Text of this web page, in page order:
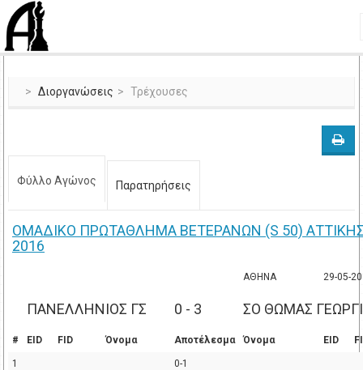
Διοργανώσεις Τρέχουσες
Φύλλο Αγώνος Παρατηρήσεις
ΟΜΑΔΙΚΟ ΠΡΩΤΑΘΛΗΜΑ ΒΕΤΕΡΑΝΩΝ (S 50)
2016
ΑΘΗΝΑ 29-05-
ΠΑΝΕΛΛΗΝΙΟΣ ΓΣ 0 - 3 ΣΟ ΘΩΜΑΣ
# EID FID Όνομα Αποτέλεσμα Όνομα EID
1
0-1